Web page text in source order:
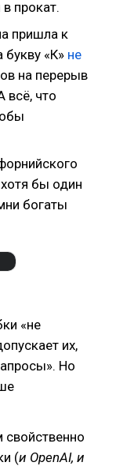
прокат.
пришла к
букву «К» не
на перерыв
всё, что
бы один
богаты
«не
их,
Но
свойственно
(и OpenAI, и